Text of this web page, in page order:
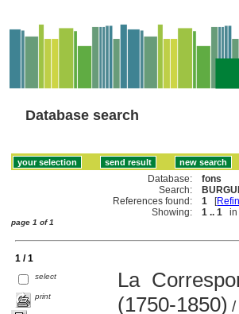
Database search
Database:
fons
Search:
References found:
1 [
Showing:
1 .. 1 in
page 1 of 1
1 / 1
select
print
La
(1750-1850) /